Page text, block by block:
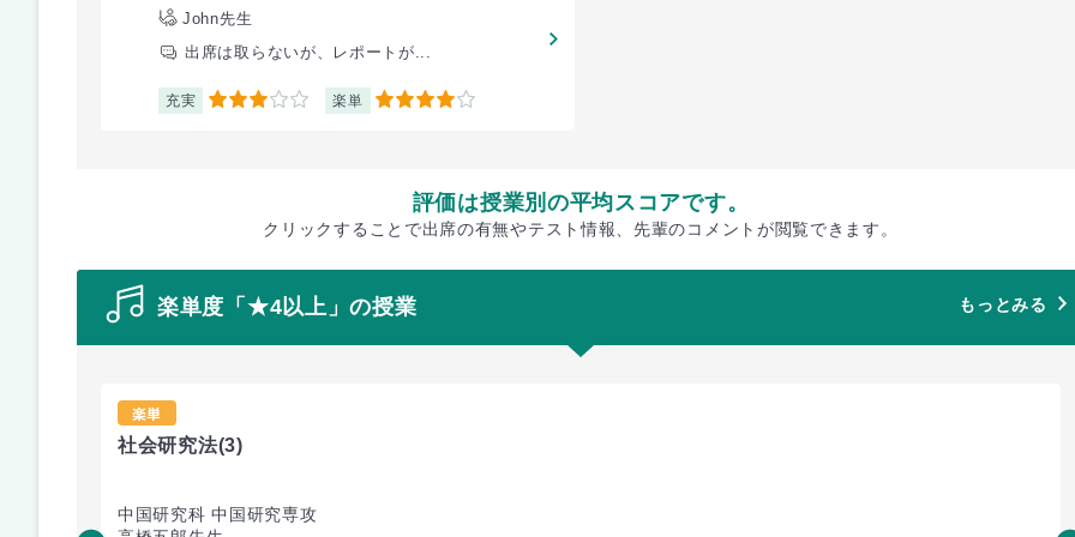
John先生
出席は取らないが、レポートが...
充実 3 楽単 4
評価は授業別の平均スコアです。
クリックすることで出席の有無やテスト情報、先輩のコメントが閲覧できます。
楽単度「★4以上」の授業 もっとみる
楽単
社会研究法(3)
中国研究科 中国研究専攻